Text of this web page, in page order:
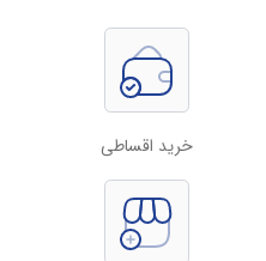
خرید اقساطی